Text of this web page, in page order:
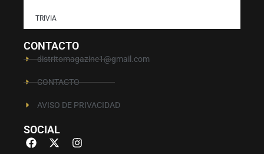
TRIVIA
CONTACTO
distritomagazine1@gmail.com
CONTACTO
AVISO DE PRIVACIDAD
SOCIAL